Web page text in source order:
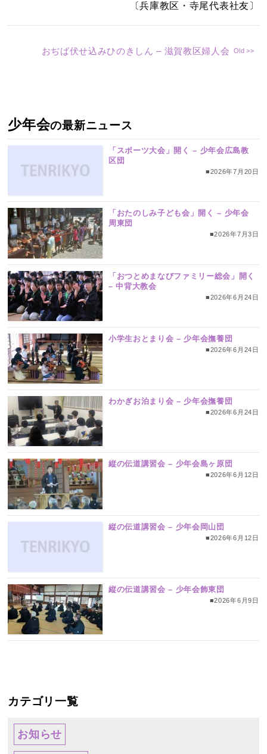
〔兵庫教区・寺尾代表社友〕
おぢば伏せ込みひのきしん – 滋賀教区婦人会
少年会の最新ニュース
「スポーツ大会」開く – 少年会広島教
区団
■2026年7月20日
「おたのしみ子ども会」開く – 少年会
周東団
■2026年7月3日
「おつとめまなびファミリー総会」開く
– 中背大教会
■2026年6月24日
小学生おとまり会 – 少年会撫養団
■2026年6月24日
わかぎお泊まり会 – 少年会撫養団
■2026年6月24日
縦の伝道講習会 – 少年会島ヶ原団
■2026年6月12日
縦の伝道講習会 – 少年会岡山団
■2026年6月12日
縦の伝道講習会 – 少年会飾東団
■2026年6月9日
カテゴリ一覧
お知らせ